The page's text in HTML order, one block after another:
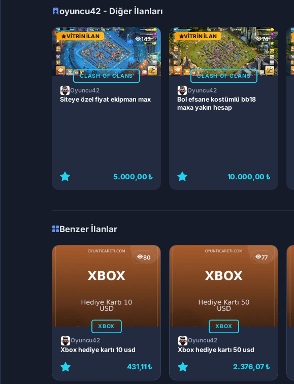
oyuncu42 - Diğer İlanları
143
VITRIN İLAN
CLASH OF CLANS
Oyuncu42
Siteye özel fiyat ekipman max
5.000,00 ₺
74
VITRIN İLAN
CLASH OF CLANS
Oyuncu42
Bol efsane kostümlü bb18
maxa yakın hesap
10.000,00 ₺
Benzer İlanlar
80
XBOX
Oyuncu42
Xbox hediye kartı 10 usd
431,11 ₺
77
XBOX
Oyuncu42
Xbox hediye kartı 50 usd
2.376,07 ₺